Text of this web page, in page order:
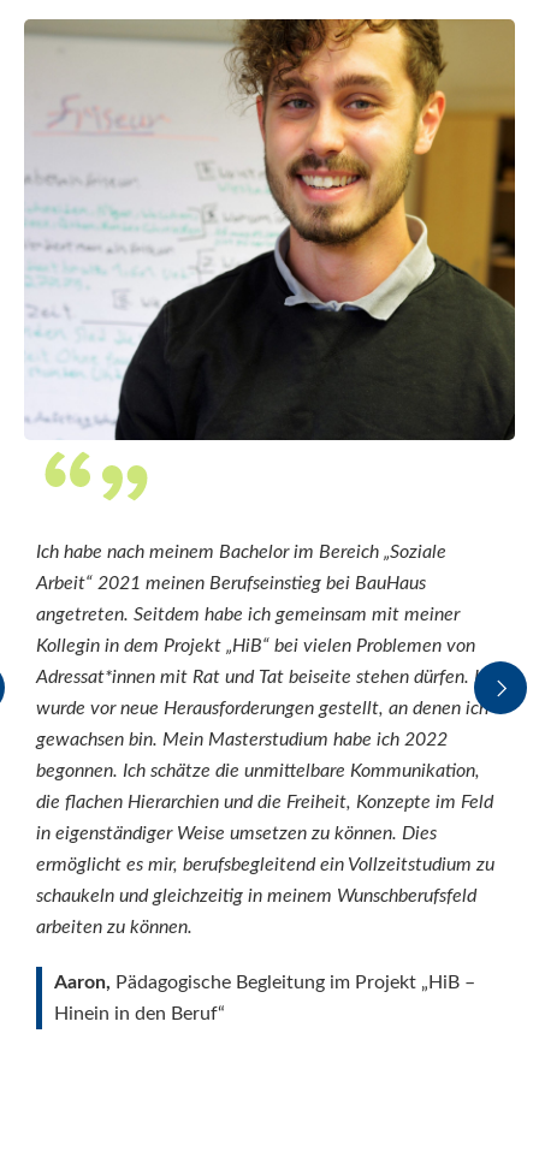
Ich habe nach meinem Bachelor im Bereich „Soziale
Arbeit“ 2021 meinen Berufseinstieg bei BauHaus
angetreten. Seitdem habe ich gemeinsam mit meiner
Kollegin in dem Projekt „HiB“ bei vielen Problemen von
Adressat*innen mit Rat und Tat beiseite stehen dürfen. Ich
wurde vor neue Herausforderungen gestellt, an denen ich
gewachsen bin. Mein Masterstudium habe ich 2022
begonnen. Ich schätze die unmittelbare Kommunikation,
die flachen Hierarchien und die Freiheit, Konzepte im Feld
in eigenständiger Weise umsetzen zu können. Dies
ermöglicht es mir, berufsbegleitend ein Vollzeitstudium zu
schaukeln und gleichzeitig in meinem Wunschberufsfeld
arbeiten zu können.
Aaron, Pädagogische Begleitung im Projekt „HiB –
Hinein in den Beruf“